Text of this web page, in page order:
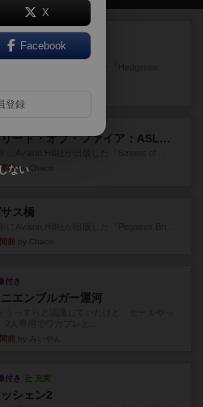
ジロウ・ヘル
ストリート・オブ・ファイア：ASLデラックスモジュール1
前by Chaco
ス橋
前
付き
エンブルガー運河
前
付き 充実
シェン2
X
Facebook
登録
ない